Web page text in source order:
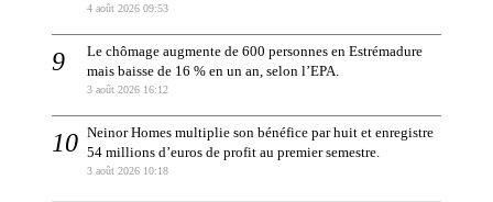
4 août 2026 09:53
Le chômage augmente de 600 personnes en Estrémadure
mais baisse de 16 % en un an, selon l’EPA.
3 août 2026 16:12
Neinor Homes multiplie son bénéfice par huit et enregistre
54 millions d’euros de profit au premier semestre.
3 août 2026 10:18